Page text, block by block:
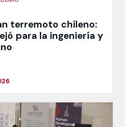
terremoto chileno:
para la ingeniería y